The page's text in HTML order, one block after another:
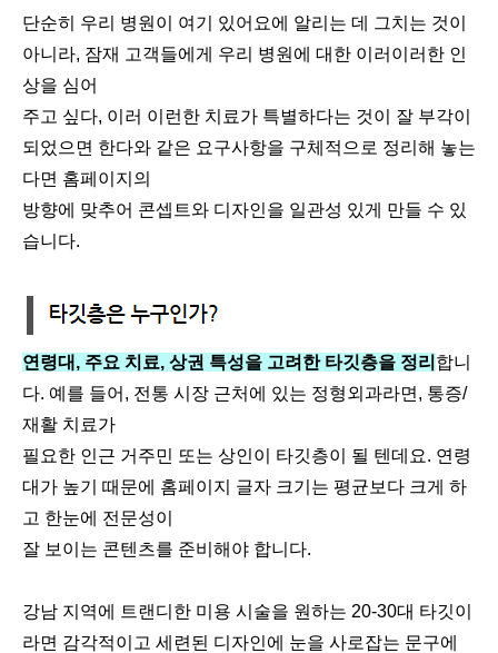
단순히 우리 병원이 여기 있어요에 알리는 데 그치는 것이
아니라, 잠재 고객들에게 우리 병원에 대한 이러이러한 인
상을 심어
주고 싶다, 이러 이런한 치료가 특별하다는 것이 잘 부각이
되었으면 한다와 같은 요구사항을 구체적으로 정리해 놓는
다면 홈페이지의
방향에 맞추어 콘셉트와 디자인을 일관성 있게 만들 수 있
습니다.
연령대, 주요 치료, 상권 특성을 고려한 타깃층을 정리 합니
다. 예를 들어, 전통 시장 근처에 있는 정형외과라면, 통증/
재활 치료가
필요한 인근 거주민 또는 상인이 타깃층이 될 텐데요. 연령
대가 높기 때문에 홈페이지 글자 크기는 평균보다 크게 하
고 한눈에 전문성이
잘 보이는 콘텐츠를 준비해야 합니다.
강남 지역에 트랜디한 미용 시술을 원하는 20-30대 타깃이
라면 감각적이고 세련된 디자인에 눈을 사로잡는 문구에